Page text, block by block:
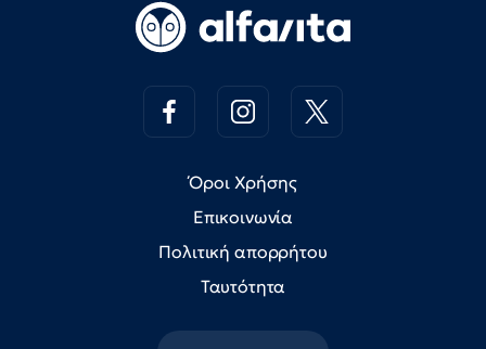
Όροι Χρήσης
Επικοινωνία
Πολιτική απορρήτου
Ταυτότητα